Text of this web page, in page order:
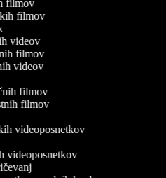
filmov
filmov
videov
filmov
videov
filmov
filmov
videoposnetkov
videoposnetkov